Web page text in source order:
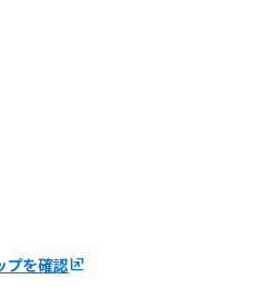
プを確認ungroup